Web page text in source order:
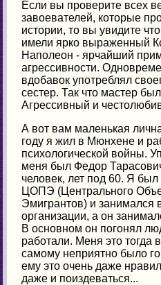
Если вы проверите всех
завоевателей, которые
истории, то вы увидите
имели ярко выраженный
Наполеон - ярчайший
агрессивности.
вдобавок употреблял
сестер. Так что мастер
Агрессивный и
А вот вам маленькая
году я жил в Мюнхене и
психологической войны.
меня был Федор
человек, лет под 60. Я был
ЦОПЭ (Центрального
Эмигрантов) и занимался
организации, а он
В основном он погонял
работали. Меня это тогда
самому неприятно было
ему это очень даже
даже и поиздеваться...